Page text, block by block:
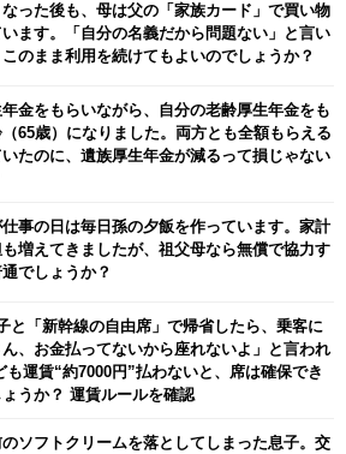
った後も、母は父の「家族カード」で買い物
います。「自分の名義だから問題ない」と言い
このまま利用を続けてもよいのでしょうか？
金をもらいながら、自分の老齢厚生年金をも
（65歳）になりました。両方とも全額もらえる
いたのに、遺族厚生年金が減るって損じゃない
事の日は毎日孫の夕飯を作っています。家計
増えてきましたが、祖父母なら無償で協力す
でしょうか？
と「新幹線の自由席」で帰省したら、乗客に
ん、お金払ってないから座れないよ」と言われ
も運賃“約7000円”払わないと、席は確保でき
ょうか？ 運賃ルールを確認
ソフトクリームを落としてしまった息子。交